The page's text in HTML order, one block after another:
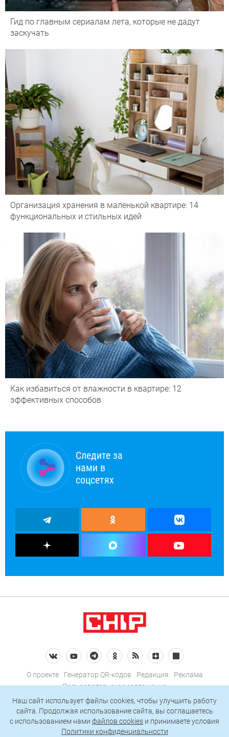
Гид по главным сериалам лета, которые не дадут
заскучать
Организация хранения в маленькой квартире: 14
функциональных и стильных идей
Как избавиться от влажности в квартире: 12
эффективных способов
Следите за
нами в
соцсетях
О проекте Генератор QR-кодов Редакция
Реклама
Пользовательское соглашение
Политика конфиденциальности
Подписаться на рассылку
Наш сайт использует файлы cookies, чтобы улучшить работу
сайта. Продолжая использование сайта, вы соглашаетесь
c использованием нами файлов cookies и принимаете условия
Политики конфиденциальности